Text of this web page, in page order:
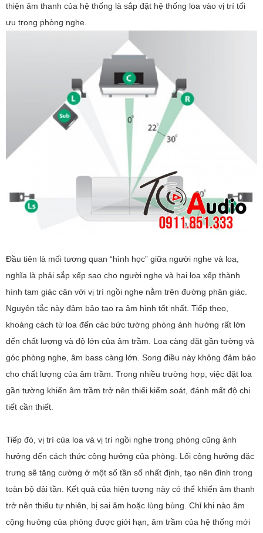
thiện âm thanh của hệ thống là sắp đặt hệ thống loa vào vị trí tối
ưu trong phòng nghe.
Đầu tiên là mối tương quan “hình học” giữa người nghe và loa,
nghĩa là phải sắp xếp sao cho người nghe và hai loa xếp thành
hình tam giác cân với vị trí ngồi nghe nằm trên đường phân giác.
Nguyên tắc này đảm bảo tạo ra âm hình tốt nhất. Tiếp theo,
khoảng cách từ loa đến các bức tường phòng ảnh hưởng rất lớn
đến chất lượng và độ lớn của âm trầm. Loa càng đặt gần tường và
góc phòng nghe, âm bass càng lớn. Song điều này không đảm bảo
cho chất lượng của âm trầm. Trong nhiều trường hợp, việc đặt loa
gần tường khiến âm trầm trở nên thiếi kiểm soát, đánh mất độ chi
tiết cần thiết.
Tiếp đó, vị trí của loa và vị trí ngồi nghe trong phòng cũng ảnh
hưởng đến cách thức cộng hưởng của phòng. Lối cộng hưởng đặc
trưng sẽ tăng cường ở một số tần số nhất định, tạo nên đỉnh trong
toàn bộ dải tần. Kết quả của hiện tượng này có thể khiến âm thanh
trở nên thiếu tự nhiên, bị sai âm hoặc lùng bùng. Chỉ khi nào âm
cộng hưởng của phòng được giới hạn, âm trầm của hệ thống mới